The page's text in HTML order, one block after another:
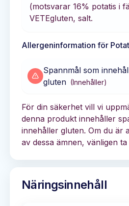
(motsvarar 16% potatis i
VETEgluten, salt.
Allergeninformation för
Spannmål som
gluten (Innehåller)
För din säkerhet vill vi
denna produkt innehåller
innehåller gluten. Om du är
av dessa ämnen, vänligen
Näringsinnehåll